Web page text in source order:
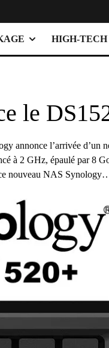
HIGH-TECH
le
annonce l’arrivée d’un
à 2 GHz, épaulé par 8
ce nouveau NAS